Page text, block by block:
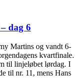
dag 6
Martins og vandt 6-
kvartfinale.
til linjeløbet lørdag. I
til nr. 11, mens Hans